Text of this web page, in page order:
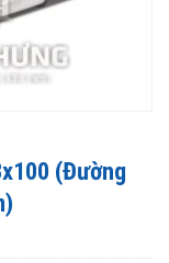
(Đường